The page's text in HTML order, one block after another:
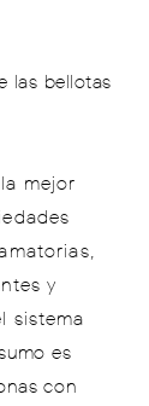
las bellotas
mejor
y
sistema
es
con